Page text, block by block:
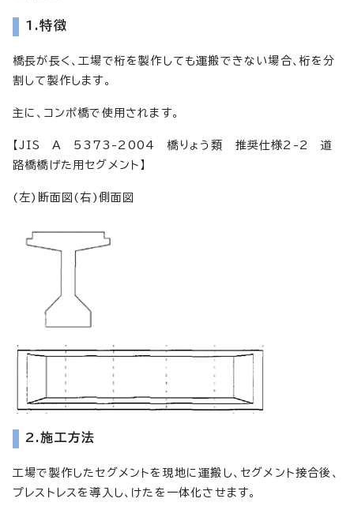
1.特徴
橋長が長く、工場で桁を製作しても運搬できない場合、桁を分
割して製作します。
主に、コンポ橋で使用されます。
【JIS A 5373-2004 橋りょう類 推奨仕様2-2 道
路橋橋げた用セグメント】
(左)断面図(右)側面図
2.施工方法
工場で製作したセグメントを現地に運搬し、セグメント接合後、
プレストレスを導入し、けたを一体化させます。